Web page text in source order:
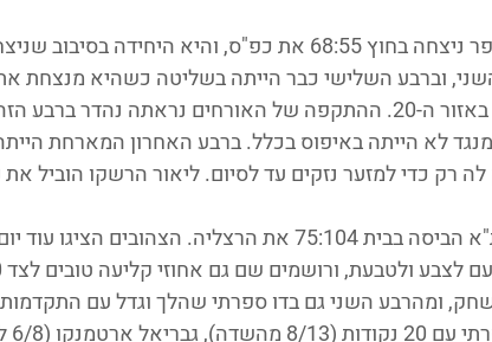
עמק חפר ניצחה בחוץ 68:55 את כפ"ס, והיא
לא הייתה באיפוס בכלל. ברבע האחרון המארחת
רק כדי למזער נזקים עד לסיום. ליאור הרשקו הוביל את עמק חפר עם
מכבי ת"א הביסה בבית 75:104 את הרצליה.